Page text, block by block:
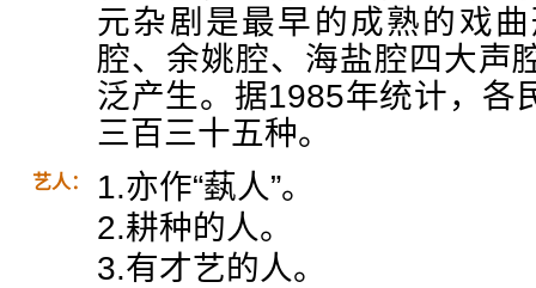
元杂剧是最早的成熟的戏
腔、余姚腔、海盐腔四大声
泛产生。据1985年统计，各
三百三十五种。
艺人：
1.亦作“蓺人”。
2.耕种的人。
3.有才艺的人。